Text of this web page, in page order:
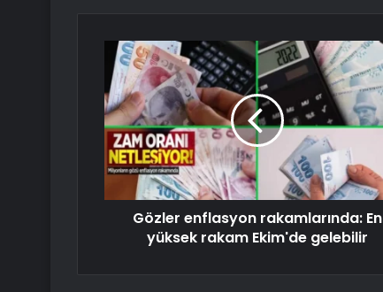
Gözler enflasyon rakamlarında: En
yüksek rakam Ekim'de gelebilir